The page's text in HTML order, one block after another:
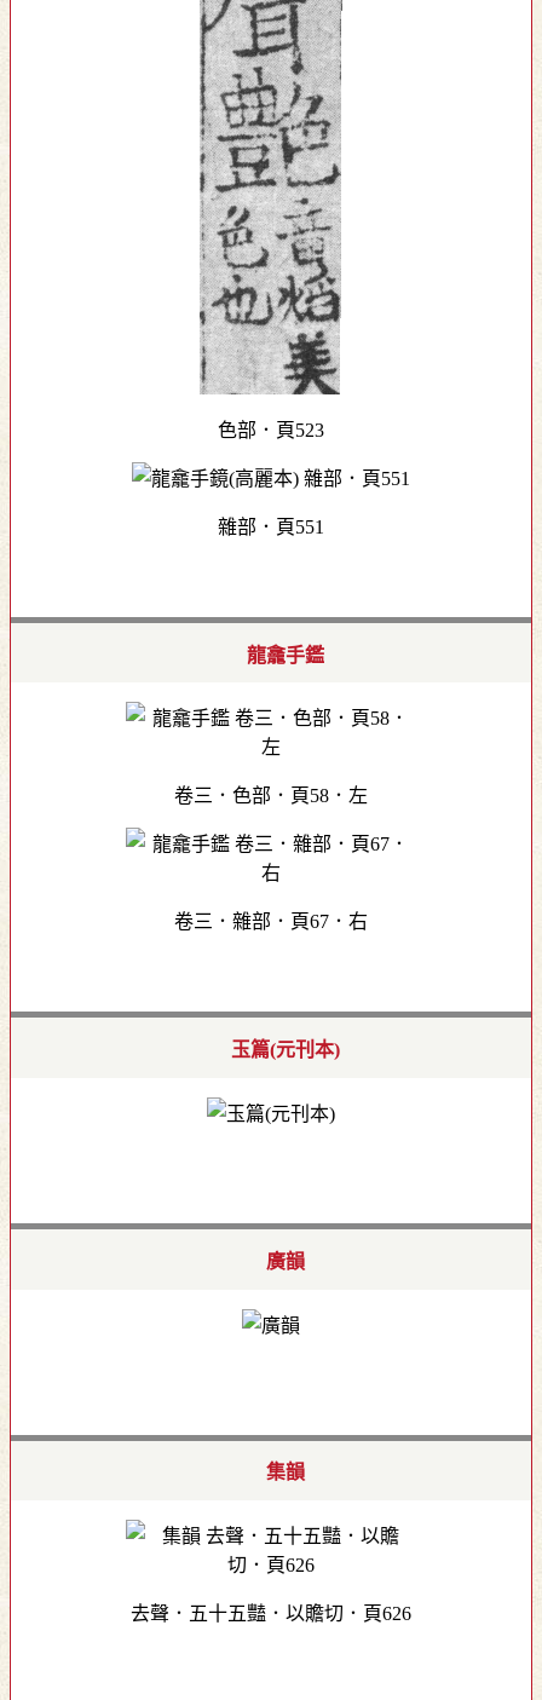
色部．頁523
雜部．頁551
龍龕手鑑
卷三．色部．頁58．左
卷三．雜部．頁67．右
玉篇(元刊本)
廣韻
集韻
去聲．五十五豔．以贍切．頁626